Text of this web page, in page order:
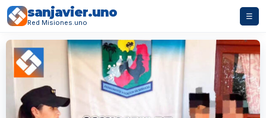
sanjavier.uno
Red Misiones.uno
☰